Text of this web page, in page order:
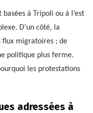
à Tripoli ou à l’est
D’un côté, la
flux migratoires ; de
politique plus ferme.
les protestations
adressées à